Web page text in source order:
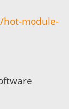
hot-module-